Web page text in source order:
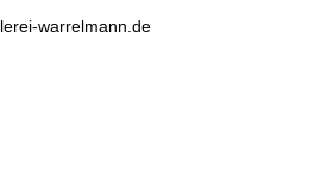
warrelmann.de